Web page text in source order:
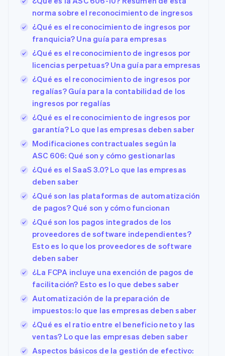
norma sobre el reconocimiento de ingresos
¿Qué es el reconocimiento de ingresos por
franquicia? Una guía para empresas
¿Qué es el reconocimiento de ingresos por
licencias perpetuas? Una guía para empresas
¿Qué es el reconocimiento de ingresos por
regalías? Guía para la contabilidad de los
ingresos por regalías
¿Qué es el reconocimiento de ingresos por
garantía? Lo que las empresas deben saber
Modificaciones contractuales según la
ASC 606: Qué son y cómo gestionarlas
¿Qué es el SaaS 3.0? Lo que las empresas
deben saber
¿Qué son las plataformas de automatización
de pagos? Qué son y cómo funcionan
¿Qué son los pagos integrados de los
proveedores de software independientes?
Esto es lo que los proveedores de software
deben saber
¿La FCPA incluye una exención de pagos de
facilitación? Esto es lo que debes saber
Automatización de la preparación de
impuestos: lo que las empresas deben saber
¿Qué es el ratio entre el beneficio neto y las
ventas? Lo que las empresas deben saber
Aspectos básicos de la gestión de efectivo: